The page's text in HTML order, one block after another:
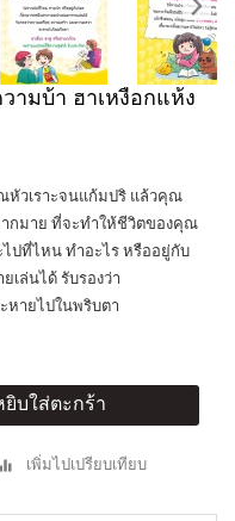
ามบ้า ฮาเหงือกแห้ง
วเราะจนแก้มปริ แล้วคุณ
ากมาย ที่จะทำให้ชีวิตของคุณ
ปที่ไหน ทำอะไร หรืออยู่กับ
เล่นได้ รับรองว่า
หายไปในพริบตา
บใส่ตะกร้า
เพิ่มไปเปรียบเทียบ